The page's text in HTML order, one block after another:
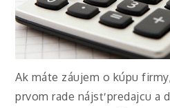
Ak máte záujem o kúpu
prvom rade nájsť predajcu a